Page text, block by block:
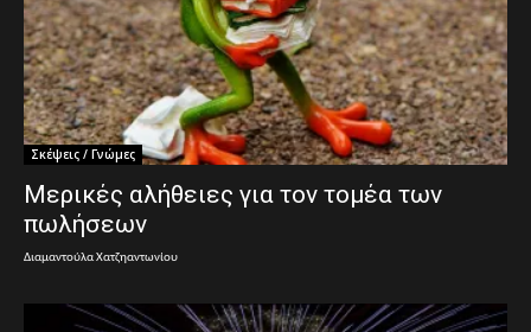
Σκέψεις / Γνώμες
Μερικές αλήθειες για τον τομέα των
πωλήσεων
Διαμαντούλα Χατζηαντωνίου